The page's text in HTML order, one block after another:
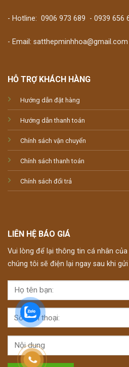
- Hotline: 0906 973 689 - 0939 656
- Email: satthepminhhoa@gmail.com
HỖ TRỢ KHÁCH HÀNG
Hướng dẫn đặt hàng
Hướng dẫn thanh toán
Chính sách vận chuyển
Chính sách thanh toán
Chính sách đổi trả
LIÊN HỆ BÁO GIÁ
Vui lòng để lại thông tin cá nhân
chúng tôi sẽ điện lại ngay sau khi